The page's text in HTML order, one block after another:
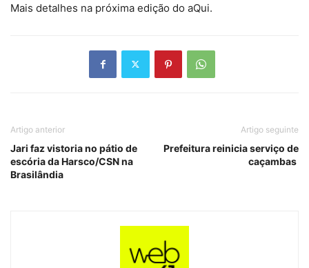
Mais detalhes na próxima edição do aQui.
Artigo anterior
Jari faz vistoria no pátio de
escória da Harsco/CSN na
Brasilândia
Artigo seguinte
Prefeitura reinicia serviço de
caçambas